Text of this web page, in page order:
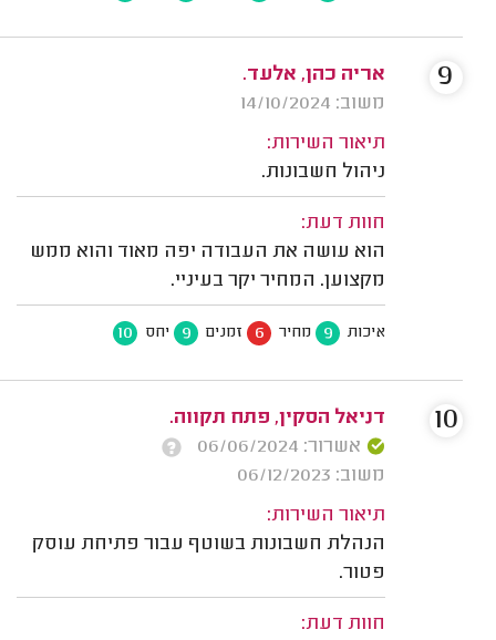
אריה כהן, אלעד.
משוב: 14/10/2024
תיאור השירות:
ניהול חשבונות.
חוות דעת:
הוא עושה את העבודה יפה מאוד והוא ממש
מקצוען. המחיר יקר בעיניי.
איכות 9 מחיר 6 זמנים 9 יחס 10
9
דניאל הסקין, פתח תקווה.
אשרור: 06/06/2024
משוב: 06/12/2023
תיאור השירות:
הנהלת חשבונות בשוטף עבור פתיחת עוסק
פטור.
חוות דעת:
10